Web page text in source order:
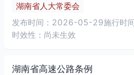
湖南省人大常委会
发布时间：2026-05-29施行时
时效性：尚未生效
湖南省高速公路条例